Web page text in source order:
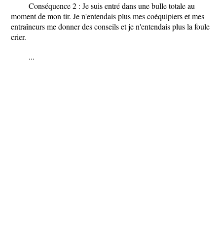
Conséquence 2 : Je suis entré dans une bulle totale au
moment de mon tir. Je n'entendais plus mes coéquipiers et mes
entraîneurs me donner des conseils et je n'entendais plus la foule
crier.
...